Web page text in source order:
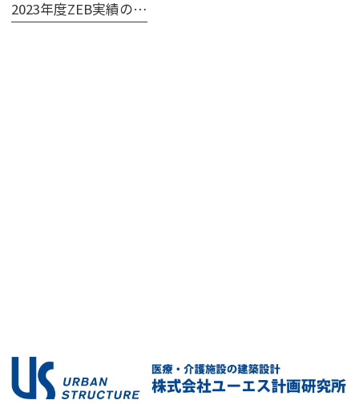
2023年度ZEB実績の…